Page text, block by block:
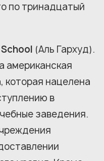
по тринадцатый
(Аль Гархуд).
американская
которая нацелена
в
заведения.